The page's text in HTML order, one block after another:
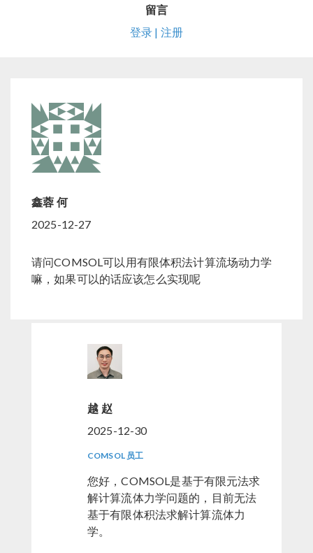
留言
登录 | 注册
鑫蓉 何
2025-12-27
请问COMSOL可以用有限体积法计算流场动力学
嘛，如果可以的话应该怎么实现呢
越 赵
2025-12-30
COMSOL 员工
您好，COMSOL是基于有限元法求
解计算流体力学问题的，目前无法
基于有限体积法求解计算流体力
学。